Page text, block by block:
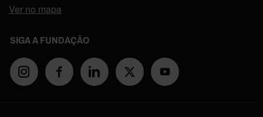
Ver no mapa
SIGA A FUNDAÇÃO